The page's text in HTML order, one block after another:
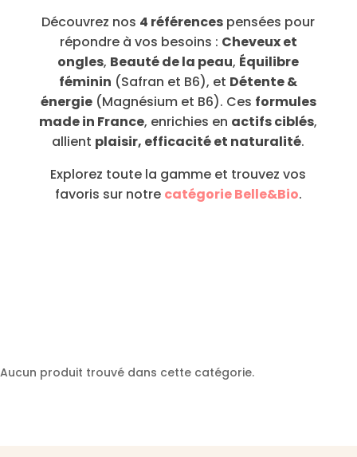
Découvrez nos 4 références pensées pour
répondre à vos besoins : Cheveux et
ongles, Beauté de la peau, Équilibre
féminin (Safran et B6), et Détente &
énergie(Magnésium et B6). Ces formules
made in France, enrichies en actifs ciblés,
allient plaisir, efficacité et naturalité.
Explorez toute la gamme et trouvez vos
favoris sur notre catégorie Belle&Bio.
Aucun produit trouvé dans cette catégorie.